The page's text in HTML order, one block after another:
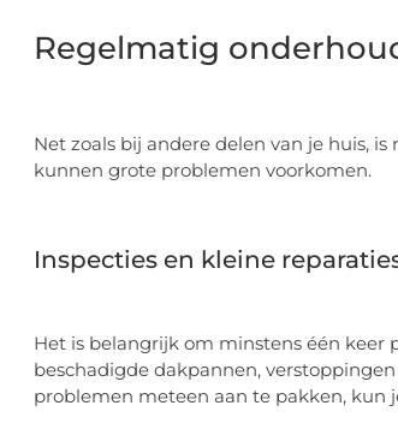
Regelmatig
Net zoals bij andere delen van je huis,
kunnen grote problemen voorkomen.
Inspecties en kleine
Het is belangrijk om minstens één keer
beschadigde dakpannen,
problemen meteen aan te pakken, kun